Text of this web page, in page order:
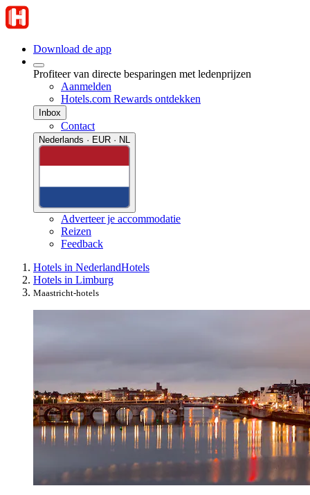
Download de app
Profiteer van directe besparingen met ledenprijzen
Aanmelden
Hotels.com Rewards ontdekken
Inbox
Contact
Nederlands · EUR · NL
Adverteer je accommodatie
Reizen
Feedback
Hotels in NederlandHotels
Hotels in Limburg
Maastricht-hotels